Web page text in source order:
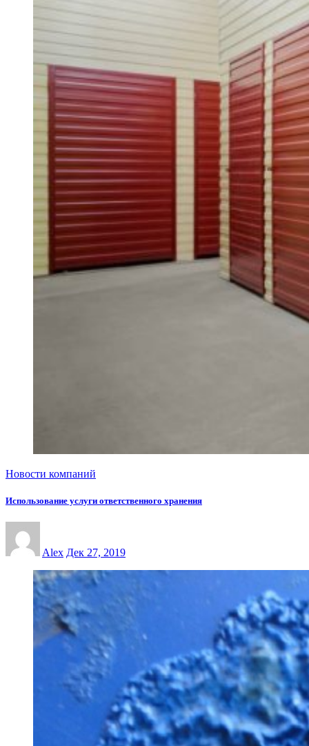
Новости компаний
Использование услуги ответственного хранения
Alex Дек 27, 2019